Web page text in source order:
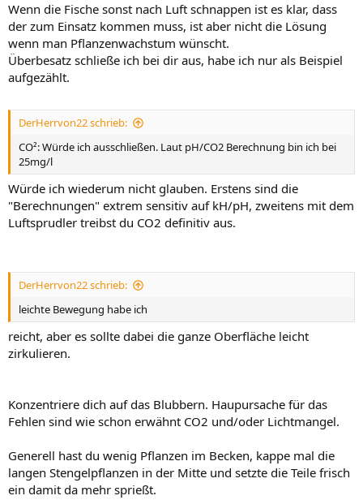
Wenn die Fische sonst nach Luft schnappen ist es klar, dass
der zum Einsatz kommen muss, ist aber nicht die Lösung
wenn man Pflanzenwachstum wünscht.
Überbesatz schließe ich bei dir aus, habe ich nur als Beispiel
aufgezählt.
DerHerrvon22 schrieb:
CO²: Würde ich ausschließen. Laut pH/CO2 Berechnung bin ich bei
25mg/l
Würde ich wiederum nicht glauben. Erstens sind die
"Berechnungen" extrem sensitiv auf kH/pH, zweitens mit dem
Luftsprudler treibst du CO2 definitiv aus.
DerHerrvon22 schrieb:
leichte Bewegung habe ich
reicht, aber es sollte dabei die ganze Oberfläche leicht
zirkulieren.
Konzentriere dich auf das Blubbern. Haupursache für das
Fehlen sind wie schon erwähnt CO2 und/oder Lichtmangel.
Generell hast du wenig Pflanzen im Becken, kappe mal die
langen Stengelpflanzen in der Mitte und setzte die Teile frisch
ein damit da mehr sprießt.